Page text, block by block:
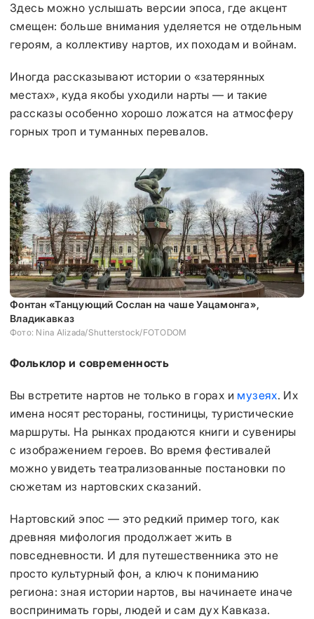
Здесь можно услышать версии эпоса, где акцент
смещен: больше внимания уделяется не отдельным
героям, а коллективу нартов, их походам и войнам.
Иногда рассказывают истории о «затерянных
местах», куда якобы уходили нарты — и такие
рассказы особенно хорошо ложатся на атмосферу
горных троп и туманных перевалов.
Фонтан «Танцующий Сослан на чаше Уацамонга»,
Владикавказ
Фото: Nina Alizada/Shutterstock/FOTODOM
Фольклор и современность
Вы встретите нартов не только в горах и музеях. Их
имена носят рестораны, гостиницы, туристические
маршруты. На рынках продаются книги и сувениры
с изображением героев. Во время фестивалей
можно увидеть театрализованные постановки по
сюжетам из нартовских сказаний.
Нартовский эпос — это редкий пример того, как
древняя мифология продолжает жить в
повседневности. И для путешественника это не
просто культурный фон, а ключ к пониманию
региона: зная истории нартов, вы начинаете иначе
воспринимать горы, людей и сам дух Кавказа.